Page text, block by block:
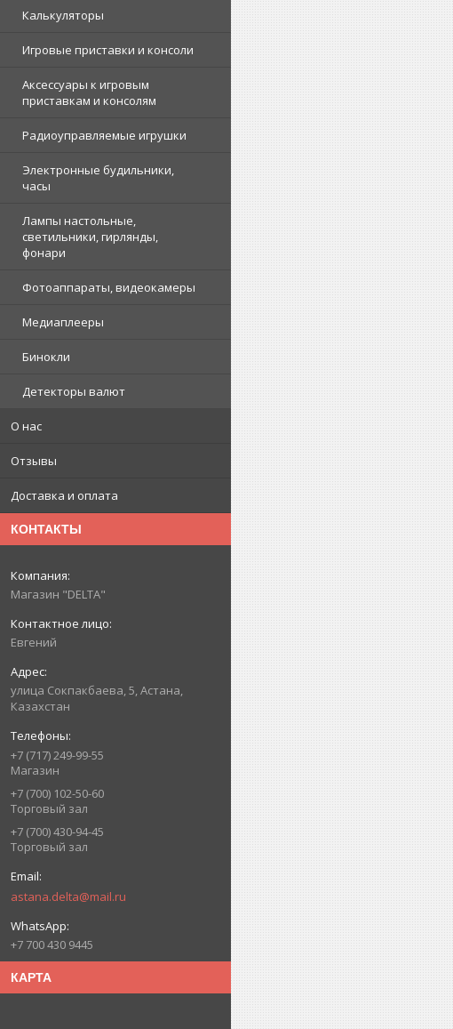
Калькуляторы
Игровые приставки и консоли
Аксессуары к игровым
приставкам и консолям
Радиоуправляемые игрушки
Электронные будильники,
часы
Лампы настольные,
светильники, гирлянды,
фонари
Фотоаппараты, видеокамеры
Медиаплееры
Бинокли
Детекторы валют
О нас
Отзывы
Доставка и оплата
КОНТАКТЫ
Магазин "DELTA"
Евгений
улица Сокпакбаева, 5, Астана,
Казахстан
+7 (717) 249-99-55
Магазин
+7 (700) 102-50-60
Торговый зал
+7 (700) 430-94-45
Торговый зал
astana.delta@mail.ru
+7 700 430 9445
КАРТА